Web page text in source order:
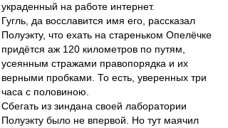
украденный на работе интернет.
Гугль, да восславится имя его, рассказал
Полуэкту, что ехать на стареньком Опелёчке
придётся аж 120 километров по путям,
усеянным стражами правопорядка и их
верными пробками. То есть, уверенных три
часа с половиною.
Сбегать из зиндана своей лаборатории
Полуэкту было не впервой. Но тут маячил